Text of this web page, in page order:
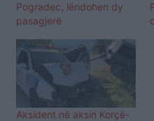
Pogradec, lëndohen dy
pasagjerë
Aksident në aksin Korçë-